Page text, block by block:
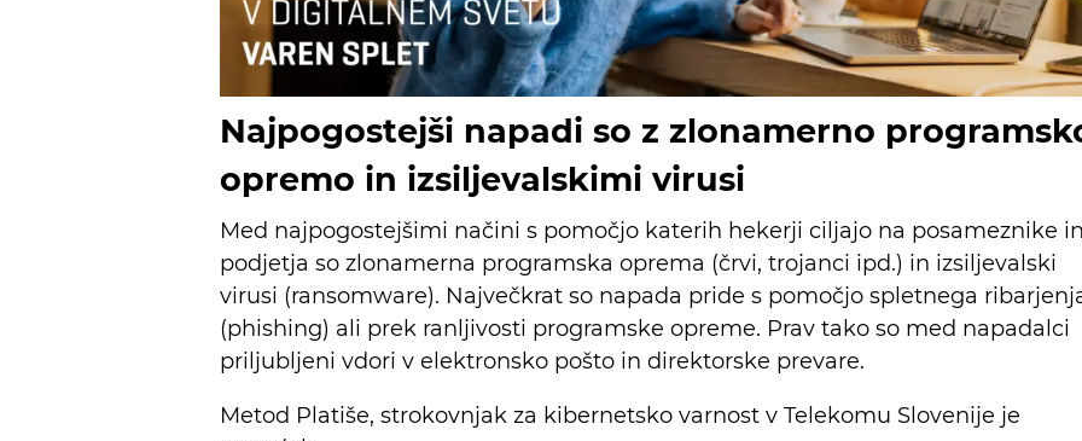
Najpogostejši napadi so z zlonamerno
opremo in izsiljevalskimi virusi
Med najpogostejšimi načini s pomočjo katerih hekerji ciljajo na posameznike
podjetja so zlonamerna programska oprema (črvi, trojanci ipd.) in izsiljevalski
virusi (ransomware). Največkrat so napada pride s pomočjo spletnega
(phishing) ali prek ranljivosti programske opreme. Prav tako so med napadalci
priljubljeni vdori v elektronsko pošto in direktorske prevare.
Metod Platiše, strokovnjak za kibernetsko varnost v Telekomu Slovenije je